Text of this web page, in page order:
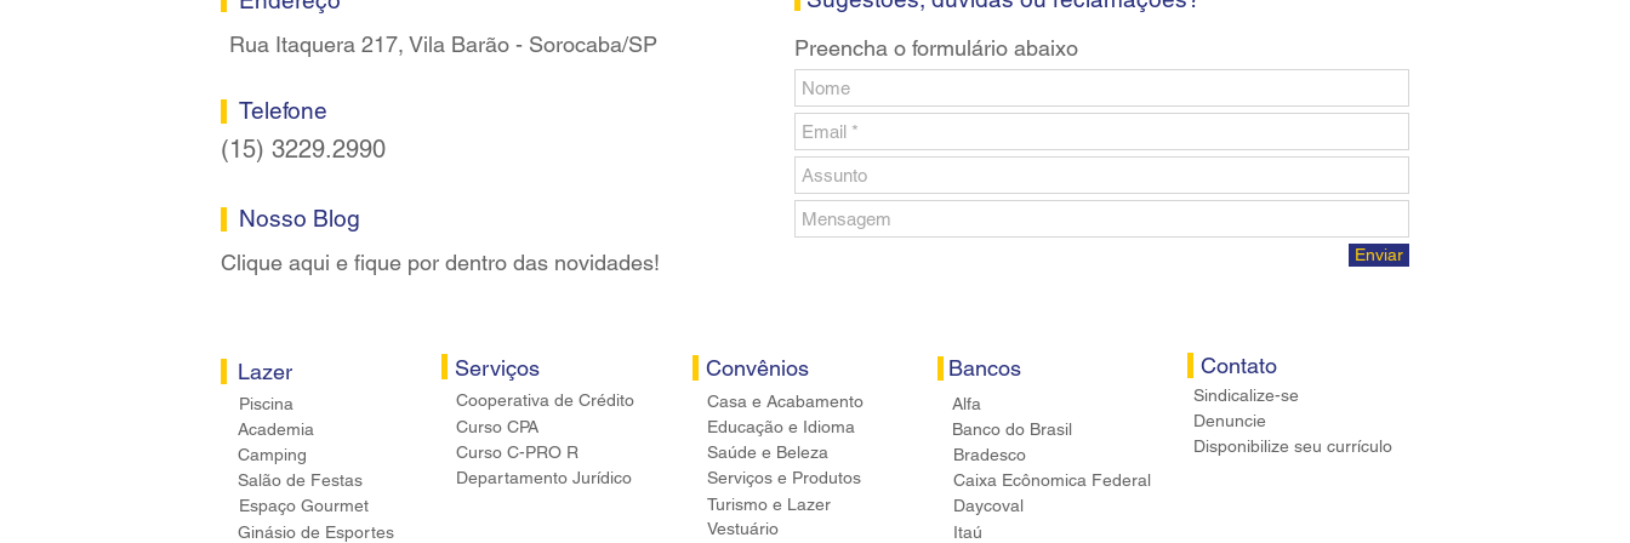
Rua Itaquera 217, Vila Barão - Sorocaba/SP
Telefone
(15) 3229.2990
Nosso Blog
Clique aqui e fique por dentro das novidades!
Lazer
Piscina
Academia
Camping
Salão de Festas
Espaço Gourmet
Ginásio de Esportes
Serviços
Cooperativa de Crédito
Curso CPA
Curso C-PRO R
Departamento Jurídico
Preencha o formulário abaixo
Enviar
Convênios
Casa e Acabamento
Educação e Idioma
Saúde e Beleza
Serviços e Produtos
Turismo e Lazer
Vestuário
Bancos
Alfa
Banco do Brasil
Bradesco
Caixa Ecônomica Federal
Daycoval
Itaú
Contato
Sindicalize-se
Denuncie
Disponibilize seu currículo